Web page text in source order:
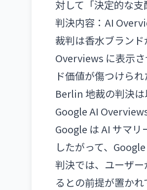
対して「決定的な支
判決内容：AI
裁判は香水ブラン
Overviews に表示
ド価値が傷つけられ
Berlin 地裁の判決は
Google AI
Google は AI サマ
したがって、
判決では、ユーザ
るとの前提が置か